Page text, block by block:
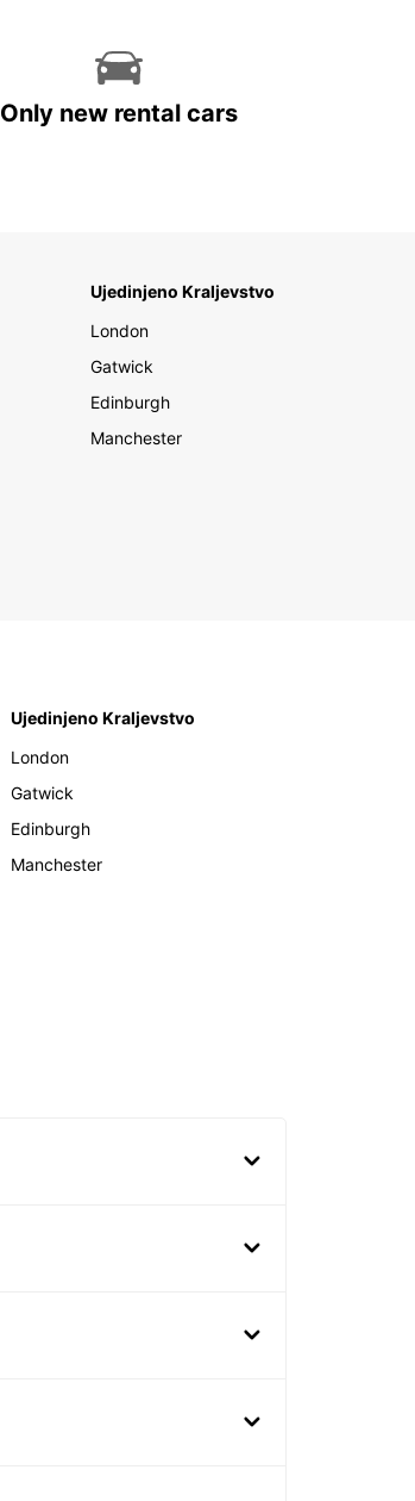
Only new rental cars
Ujedinjeno Kraljevstvo
London
Gatwick
Edinburgh
Manchester
Ujedinjeno Kraljevstvo
London
Gatwick
Edinburgh
Manchester